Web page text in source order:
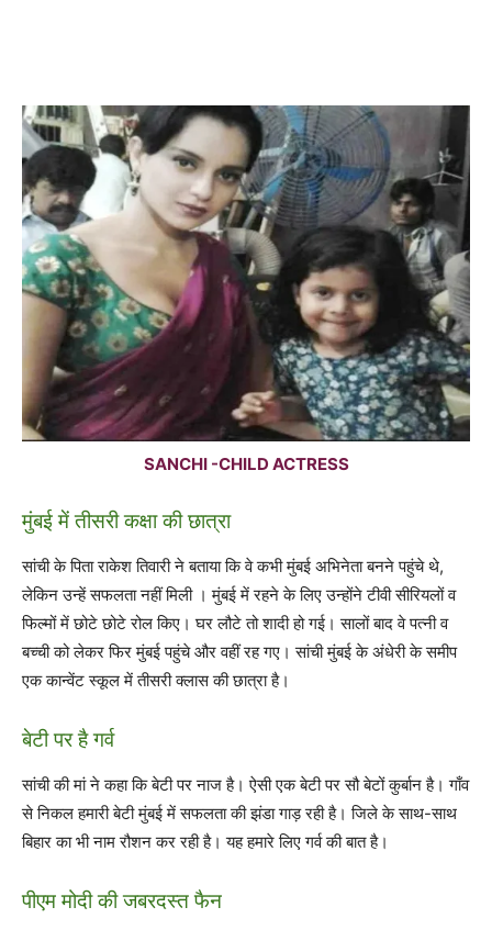
SANCHI -CHILD ACTRESS
मुंबई में तीसरी कक्षा की छात्रा
सांची के पिता राकेश तिवारी ने बताया कि वे कभी मुंबई अभिनेता बनने पहुंचे थे,
लेकिन उन्हें सफलता नहीं मिली । मुंबई में रहने के लिए उन्‍होंने टीवी सीरियलों व
फिल्मों में छोटे छोटे रोल किए। घर लौटे तो शादी हो गई। सालों बाद वे पत्नी व
बच्ची को लेकर फिर मुंबई पहुंचे और वहीं रह गए। सांची मुंबई के अंधेरी के समीप
एक कान्वेंट स्कूल में तीसरी क्लास की छात्रा है।
बेटी पर है गर्व
सांची की मां ने कहा कि बेटी पर नाज है। ऐसी एक बेटी पर सौ बेटों कुर्बान है। गाँव
से निकल हमारी बेटी मुंबई में सफलता की झंडा गाड़ रही है। जिले के साथ-साथ
बिहार का भी नाम रौशन कर रही है। यह हमारे लिए गर्व की बात है।
पीएम मोदी की जबरदस्‍त फैन